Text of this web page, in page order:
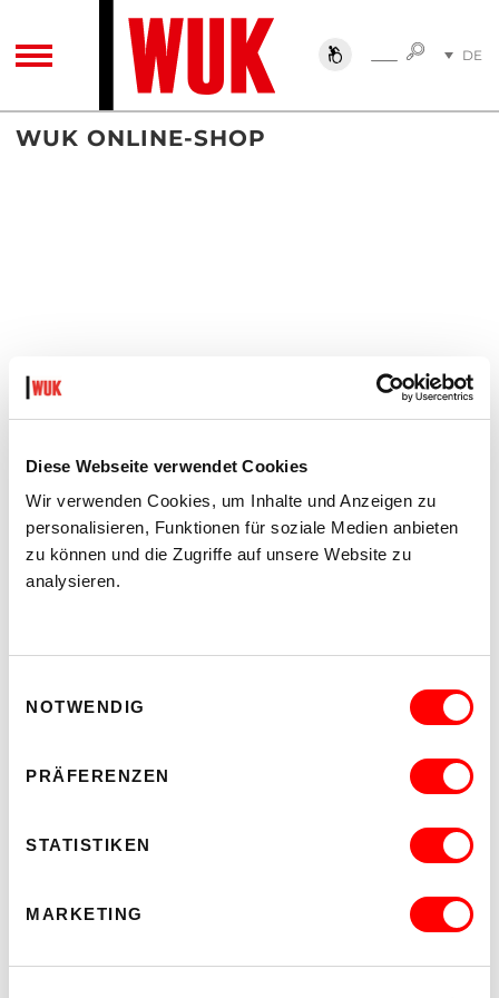
Diese Webseite verwendet Cookies
Wir verwenden Cookies, um Inhalte und Anzeigen zu
personalisieren, Funktionen für soziale Medien anbieten
zu können und die Zugriffe auf unsere Website zu
analysieren.
NOTWENDIG
PRÄFERENZEN
STATISTIKEN
MARKETING
TOGGLE NAVIGATIONSUCHESUCHE
DE
WUK ONLINE-SHOP